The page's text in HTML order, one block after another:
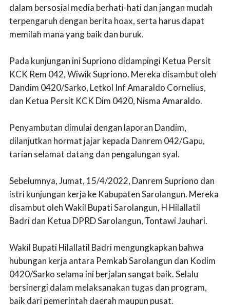
dalam bersosial media berhati-hati dan jangan mudah
terpengaruh dengan berita hoax, serta harus dapat
memilah mana yang baik dan buruk.
Pada kunjungan ini Supriono didampingi Ketua Persit
KCK Rem 042, Wiwik Supriono. Mereka disambut oleh
Dandim 0420/Sarko, Letkol Inf Amaraldo Cornelius,
dan Ketua Persit KCK Dim 0420, Nisma Amaraldo.
Penyambutan dimulai dengan laporan Dandim,
dilanjutkan hormat jajar kepada Danrem 042/Gapu,
tarian selamat datang dan pengalungan syal.
Sebelumnya, Jumat, 15/4/2022, Danrem Supriono dan
istri kunjungan kerja ke Kabupaten Sarolangun. Mereka
disambut oleh Wakil Bupati Sarolangun, H Hilallatil
Badri dan Ketua DPRD Sarolangun, Tontawi Jauhari.
Wakil Bupati Hilallatil Badri mengungkapkan bahwa
hubungan kerja antara Pemkab Sarolangun dan Kodim
0420/Sarko selama ini berjalan sangat baik. Selalu
bersinergi dalam melaksanakan tugas dan program,
baik dari pemerintah daerah maupun pusat.